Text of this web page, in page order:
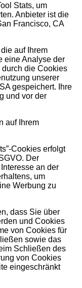
Stats, um
Anbieter ist die
Francisco, CA
auf Ihrem
eine Analyse der
die Cookies
unserer
gespeichert. Ihre
und vor der
auf Ihrem
Cookies erfolgt
Der
an der
um
Werbung zu
dass Sie über
und Cookies
von Cookies für
sowie das
Schließen des
von Cookies
eingeschränkt